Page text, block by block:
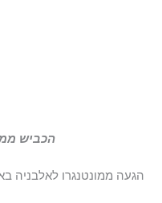
הכביש
הגעה ממונטנגרו לאלבניה